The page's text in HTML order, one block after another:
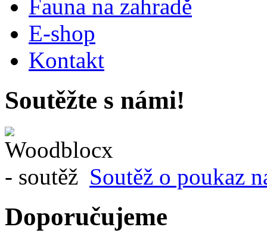
Fauna na zahradě
E-shop
Kontakt
Soutěžte s námi!
Soutěž o poukaz
Doporučujeme